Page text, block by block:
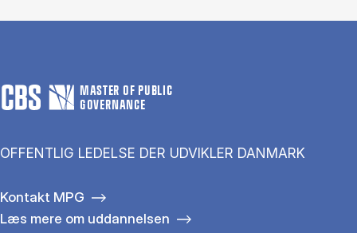
MASTER OF PUBLIC
GOVERNANCE
OFFENTLIG LEDELSE DER UDVIKLER DANMARK
Kontakt MPG
Læs mere om uddannelsen